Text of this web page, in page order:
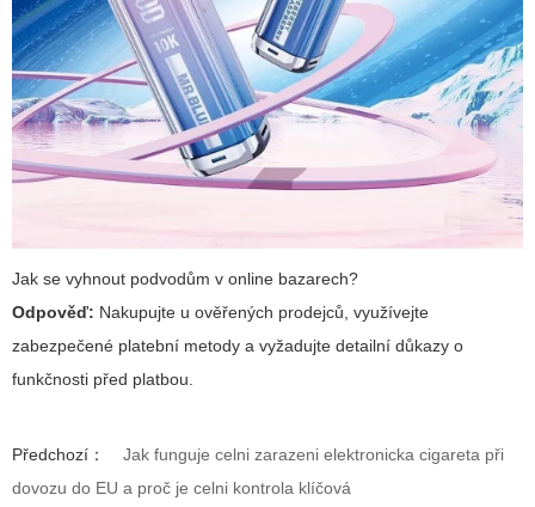
Jak se vyhnout podvodům v online bazarech?
Odpověď: Nakupujte u ověřených prodejců, využívejte
zabezpečené platební metody a vyžadujte detailní důkazy o
funkčnosti před platbou.
Předchozí：
Jak funguje celni zarazeni elektronicka cigareta při
dovozu do EU a proč je celni kontrola klíčová